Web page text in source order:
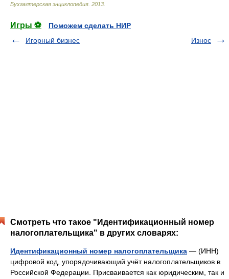
Бухгалтерская энциклопедия 2013
Игры ⚽
Поможем сделать НИР
Игорный бизнес
Износ
Смотреть что такое "Идентификационный номер
налогоплательщика" в других словарях:
Идентификационный номер налогоплательщика — (ИНН)
цифровой код, упорядочивающий учёт налогоплательщиков в
Российской Федерации. Присваивается как юридическим, так и